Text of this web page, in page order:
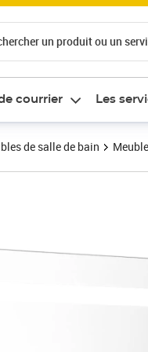
un produit ou un
courrier Les
de salle de bain